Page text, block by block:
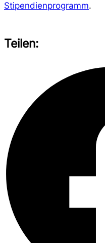
Stipendienprogramm.
Teilen: